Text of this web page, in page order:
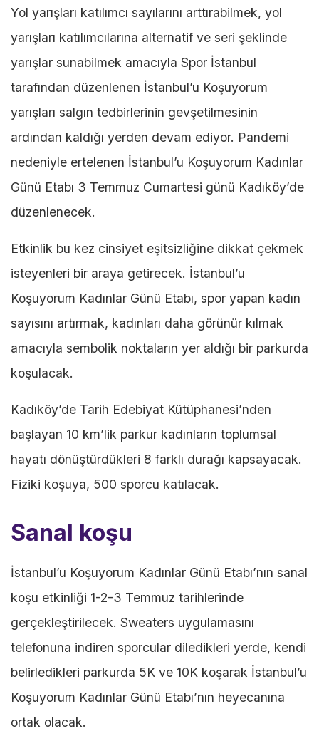
Yol yarışları katılımcı sayılarını arttırabilmek, yol
yarışları katılımcılarına alternatif ve seri şeklinde
yarışlar sunabilmek amacıyla Spor İstanbul
tarafından düzenlenen İstanbul’u Koşuyorum
yarışları salgın tedbirlerinin gevşetilmesinin
ardından kaldığı yerden devam ediyor. Pandemi
nedeniyle ertelenen İstanbul’u Koşuyorum Kadınlar
Günü Etabı 3 Temmuz Cumartesi günü Kadıköy’de
düzenlenecek.
Etkinlik bu kez cinsiyet eşitsizliğine dikkat çekmek
isteyenleri bir araya getirecek. İstanbul’u
Koşuyorum Kadınlar Günü Etabı, spor yapan kadın
sayısını artırmak, kadınları daha görünür kılmak
amacıyla sembolik noktaların yer aldığı bir parkurda
koşulacak.
Kadıköy’de Tarih Edebiyat Kütüphanesi’nden
başlayan 10 km’lik parkur kadınların toplumsal
hayatı dönüştürdükleri 8 farklı durağı kapsayacak.
Fiziki koşuya, 500 sporcu katılacak.
Sanal koşu
İstanbul’u Koşuyorum Kadınlar Günü Etabı’nın sanal
koşu etkinliği 1-2-3 Temmuz tarihlerinde
gerçekleştirilecek. Sweaters uygulamasını
telefonuna indiren sporcular diledikleri yerde, kendi
belirledikleri parkurda 5K ve 10K koşarak İstanbul’u
Koşuyorum Kadınlar Günü Etabı’nın heyecanına
ortak olacak.